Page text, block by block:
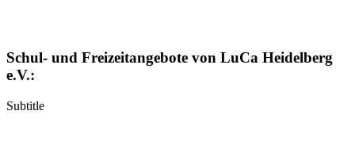
Schul- und Freizeitangebote von LuCa Heidelberg
e.V.:
Subtitle